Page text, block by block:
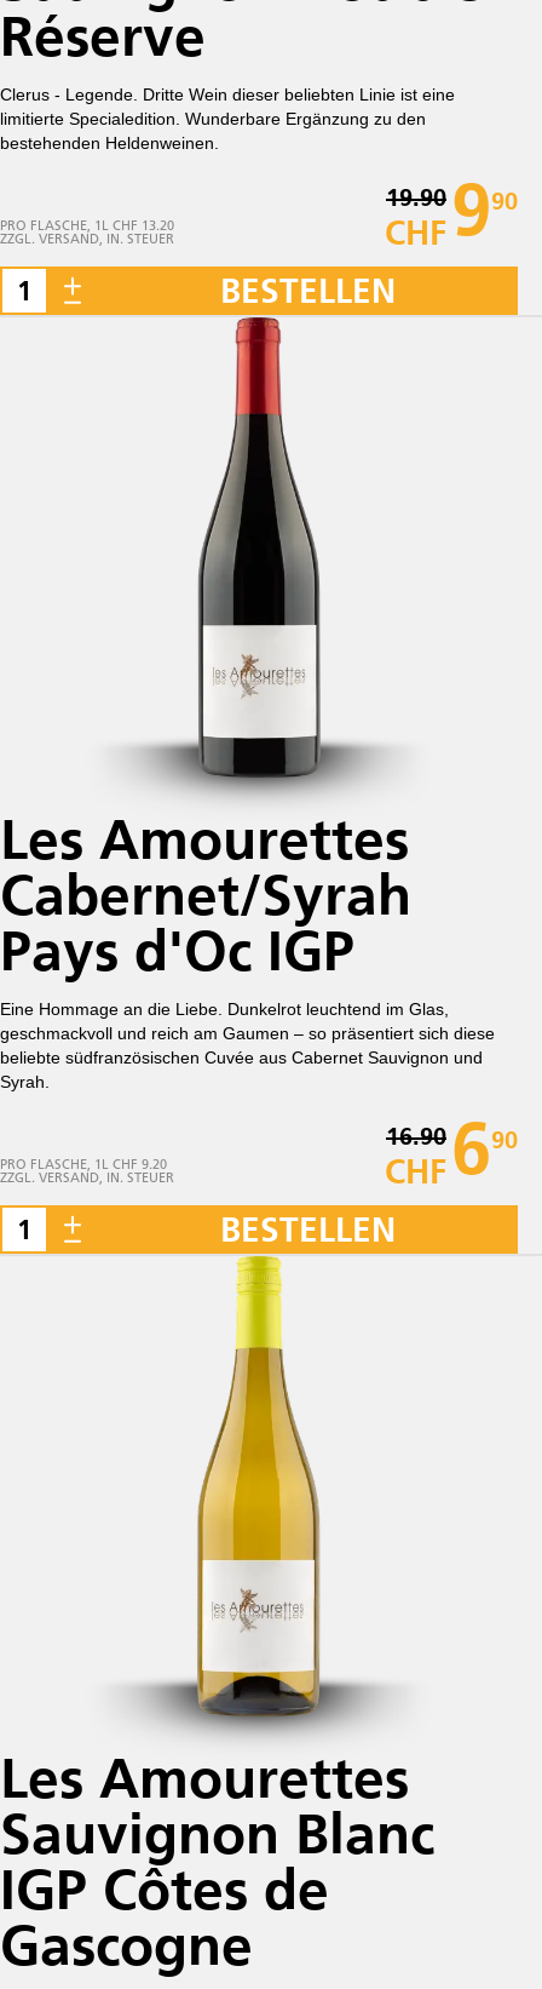
Réserve
Clerus - Legende. Dritte Wein dieser beliebten Linie ist eine
limitierte Specialedition. Wunderbare Ergänzung zu den
bestehenden Heldenweinen.
PRO FLASCHE, 1L CHF 13.20
ZZGL. VERSAND, IN. STEUER
19.90
CHF990
BESTELLEN
Les Amourettes
Cabernet/Syrah
Pays d'Oc IGP
Eine Hommage an die Liebe. Dunkelrot leuchtend im Glas,
geschmackvoll und reich am Gaumen – so präsentiert sich diese
beliebte südfranzösischen Cuvée aus Cabernet Sauvignon und
Syrah.
PRO FLASCHE, 1L CHF 9.20
ZZGL. VERSAND, IN. STEUER
16.90
CHF690
BESTELLEN
Les Amourettes
Sauvignon Blanc
IGP Côtes de
Gascogne